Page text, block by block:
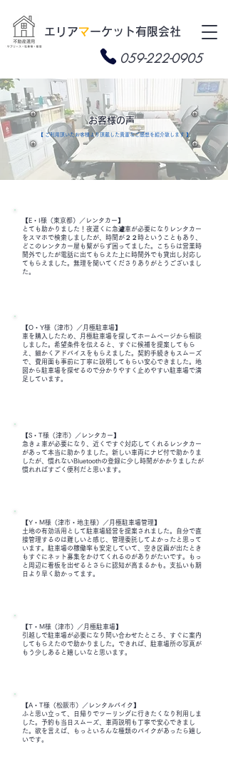
​エリアマーケット有限会社
059-222-0905
​お客様の声
​【 ご利用頂いたお客様より頂戴した貴重なご感想を紹介致します 】
【E・I様（東京都）／レンタカー】
とても助かりました！夜遅くに急遽車が必要になりレンタカー
をスマホで検索しましたが、時間が２２時ということもあり、
どこのレンタカー屋も繋がらず困ってました。こちらは営業時
間外でしたが電話に出てもらえた上に時間外でも貸出し対応し
てもらえました。無理を聞いてくださりありがとうございまし
た。
【O・Y様（津市）／月極駐車場】
車を購入したため、月極駐車場を探してホームページから相談
しました。希望条件を伝えると、すぐに候補を提案してもら
え、細かくアドバイスをもらえました。契約手続きもスムーズ
で、費用面も事前に丁寧に説明してもらい安心できました。地
図から駐車場を探せるので分かりやすく止めやすい駐車場で満
足しています。
【S・T様（津市）／レンタカー】
急きょ車が必要になり、近くですぐ対応してくれるレンタカー
があって本当に助かりました。新しい車両にナビ付で助かりま
したが、慣れないBluetoothの登録に少し時間がかかりましたが
慣れればすごく便利だと思います。
【Y・M様（津市・地主様）／月極駐車場管理】
土地の有効活用として駐車場経営を提案されました。自分で直
接管理するのは難しいと感じ、管理委託してよかったと思って
います。駐車場の稼働率も安定していて、空き区画が出たとき
もすぐにネット募集をかけてくれるのがありがたいです。もっ
と周辺に看板を出せるとさらに認知が高まるかも。支払いも期
日より早く助かってます。
【T・M様（津市）／月極駐車場】
引越しで駐車場が必要になり問い合わせたところ、すぐに案内
してもらえたので助かりました。できれば、駐車場所の写真が
もう少しあると嬉しいなと思います。
【A・T様（松阪市）／レンタルバイク】
ふと思い立って、日帰りでツーリングに行きたくなり利用しま
した。予約も当日スムーズ、車両説明も丁寧で安心できまし
た。欲を言えば、もっといろんな種類のバイクがあったら嬉し
いです。